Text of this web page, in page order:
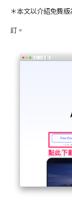
＊本文以介紹免費版
訂。